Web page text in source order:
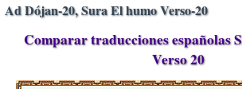
Ad Dójan-20, Sura El humo Verso-20
Comparar traducciones españolas
Verso 20